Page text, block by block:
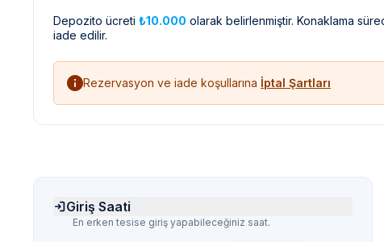
Depozito ücreti ₺10.000 olarak belirlenmiştir. Konaklama
iade edilir.
Rezervasyon ve iade koşullarına İptal Şartları
Giriş Saati
En erken tesise giriş yapabileceğiniz saat.